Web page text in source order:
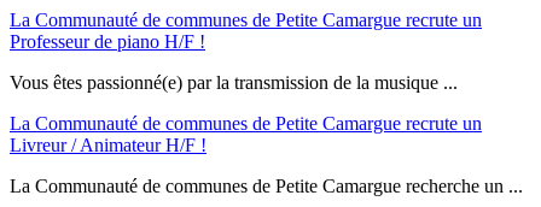
La Communauté de communes de Petite Camargue recrute un
Professeur de piano H/F !
Vous êtes passionné(e) par la transmission de la musique ...
La Communauté de communes de Petite Camargue recrute un
Livreur / Animateur H/F !
La Communauté de communes de Petite Camargue recherche un ...